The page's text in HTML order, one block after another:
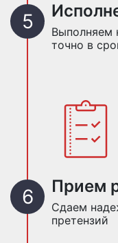
Выполняем
точно в
Прием
Сдаем
претензий